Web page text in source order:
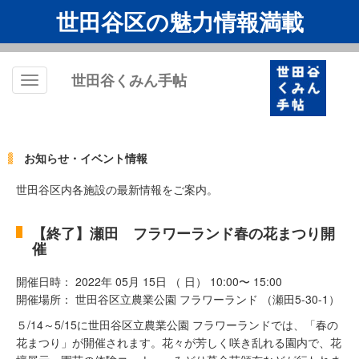
世田谷区の魅力情報満載
Toggle
世田谷くみん手帖
お知らせ・イベント情報
世田谷区内各施設の最新情報をご案内。
【終了】瀬田 フラワーランド春の花まつり開
催
開催日時： 2022年 05月 15日 （ 日） 10:00〜 15:00
開催場所： 世田谷区立農業公園 フラワーランド （瀬田5-30-1）
５/14～5/15に世田谷区立農業公園 フラワーランドでは、「春の
花まつり」が開催されます。花々が芳しく咲き乱れる園内で、花